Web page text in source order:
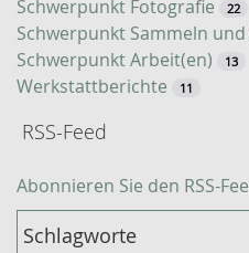
Schwerpunkt Fotografie 22
Schwerpunkt Sammeln
Schwerpunkt Arbeit(en) 13
Werkstattberichte 11
RSS-Feed
Abonnieren Sie den RSS-
Schlagworte